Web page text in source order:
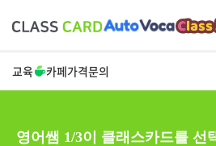
교육 카페가격문의
영어쌤 1/3이 클래스카드를 선